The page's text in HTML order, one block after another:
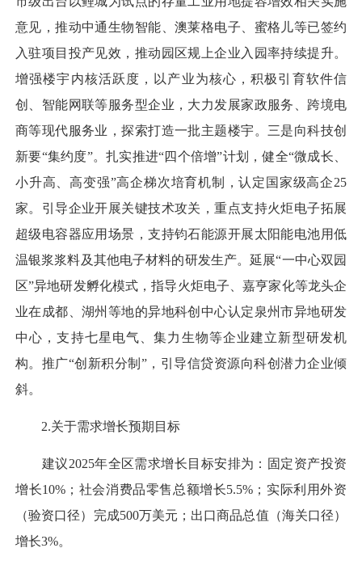
意见，推动中通生物智能、澳莱格电子、蜜格儿等已签约
入驻项目投产见效，推动园区规上企业入园率持续提升。
增强楼宇内核活跃度，以产业为核心，积极引育软件信
创、智能网联等服务型企业，大力发展家政服务、跨境电
商等现代服务业，探索打造一批主题楼宇。三是向科技创
新要“集约度”。扎实推进“四个倍增”计划，健全“微成长、
小升高、高变强”高企梯次培育机制，认定国家级高企25
家。引导企业开展关键技术攻关，重点支持火炬电子拓展
超级电容器应用场景，支持钧石能源开展太阳能电池用低
温银浆浆料及其他电子材料的研发生产。延展“一中心双园
区”异地研发孵化模式，指导火炬电子、嘉亨家化等龙头企
业在成都、湖州等地的异地科创中心认定泉州市异地研发
中心，支持七星电气、集力生物等企业建立新型研发机
构。推广“创新积分制”，引导信贷资源向科创潜力企业倾
斜。
2.关于需求增长预期目标
建议2025年全区需求增长目标安排为：固定资产投资
增长10%；社会消费品零售总额增长5.5%；实际利用外资
（验资口径）完成500万美元；出口商品总值（海关口径）
增长3%。